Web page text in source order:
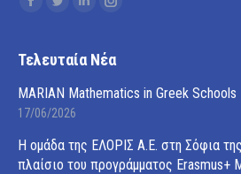
Facebook
opens
new
Twitter
opens
new
Linkedin
opens
new
Instagram
opens
new
Τελευταία Νέα
MARIAN Mathematics in Greek Schools
17/06/2026
Η ομάδα της ΕΛΟΡΙΣ Α.Ε. στη Σόφια
πλαίσιο του προγράμματος Erasmus+